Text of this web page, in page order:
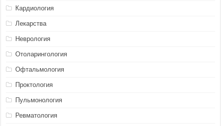
Кардиология
Лекарства
Неврология
Отоларингология
Офтальмология
Проктология
Пульмонология
Ревматология